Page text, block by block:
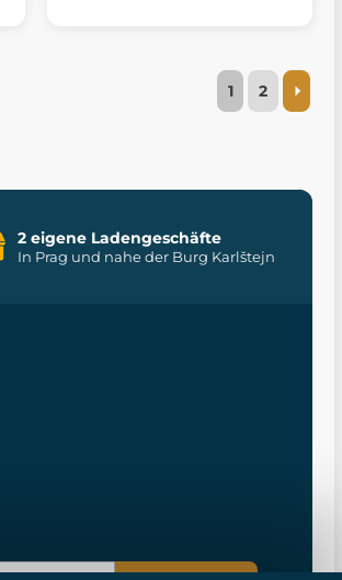
1 2
2 eigene Ladengeschäfte
In Prag und nahe der Burg Karlštejn